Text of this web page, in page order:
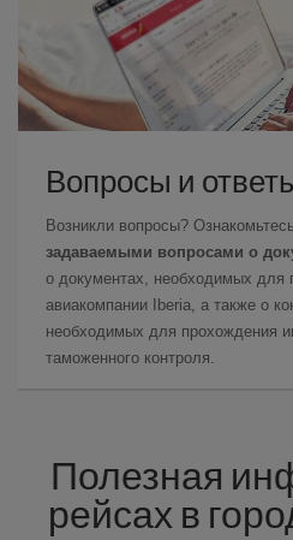
Вопросы и
Возникли вопросы?
задаваемыми вопросами о
о документах, необходимых для
авиакомпании Iberia, а также о
необходимых для прохождения
таможенного контроля.
Полезная
рейсах в